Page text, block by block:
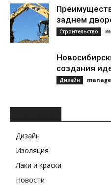
заднем
Строительство
создания
Дизайн
Дизайн
Изоляция
Лаки и краски
Новости